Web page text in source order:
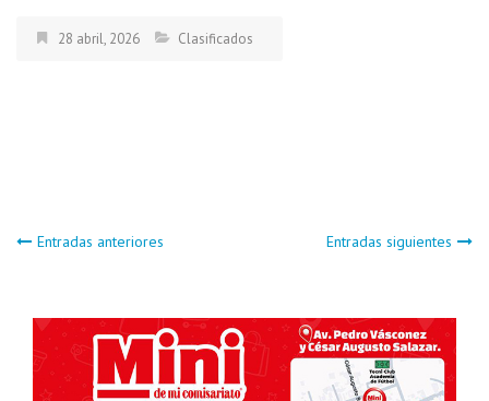
28 abril, 2026 Clasificados
Navegación
de
entradas
Entradas anteriores Entradas siguientes